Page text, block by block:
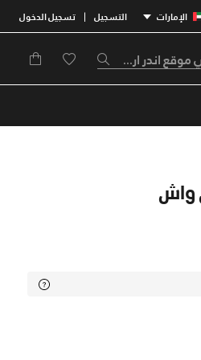
الإمارات التسجيل | تسجيل الدخول